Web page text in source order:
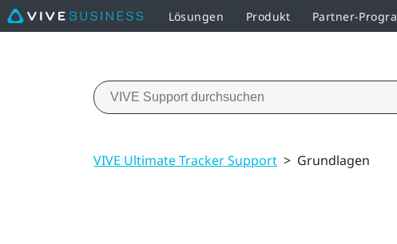
Lösungen Produkt Partner-
VIVE Ultimate Tracker Support > Grundlagen